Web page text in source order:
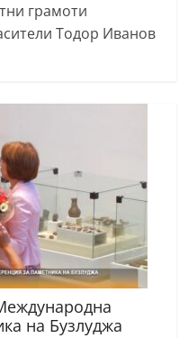
грамоти
Тодор Иванов
на Бузлуджа